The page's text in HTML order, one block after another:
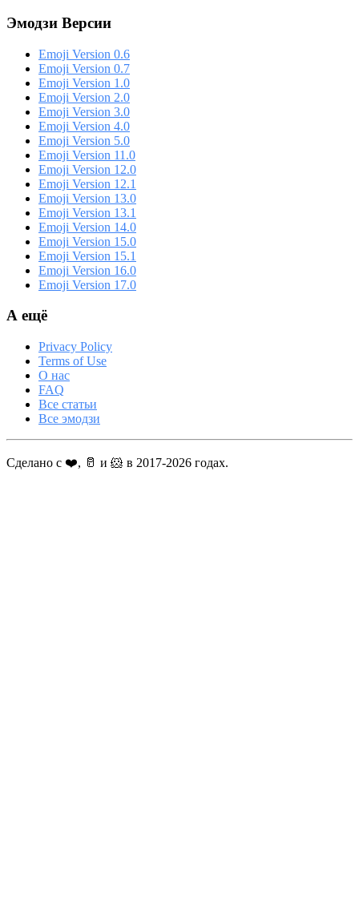
Эмодзи Версии
Emoji Version 0.6
Emoji Version 0.7
Emoji Version 1.0
Emoji Version 2.0
Emoji Version 3.0
Emoji Version 4.0
Emoji Version 5.0
Emoji Version 11.0
Emoji Version 12.0
Emoji Version 12.1
Emoji Version 13.0
Emoji Version 13.1
Emoji Version 14.0
Emoji Version 15.0
Emoji Version 15.1
Emoji Version 16.0
Emoji Version 17.0
А ещё
Privacy Policy
Terms of Use
О нас
FAQ
Все статьи
Все эмодзи
Сделано с ❤️, 🥛 и 🐹 в 2017-2026 годах.